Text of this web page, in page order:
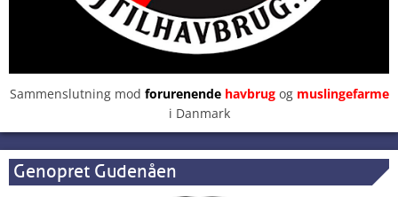
Sammenslutning mod forurenendehavbrugog muslingefarme
i Danmark
Genopret Gudenåen